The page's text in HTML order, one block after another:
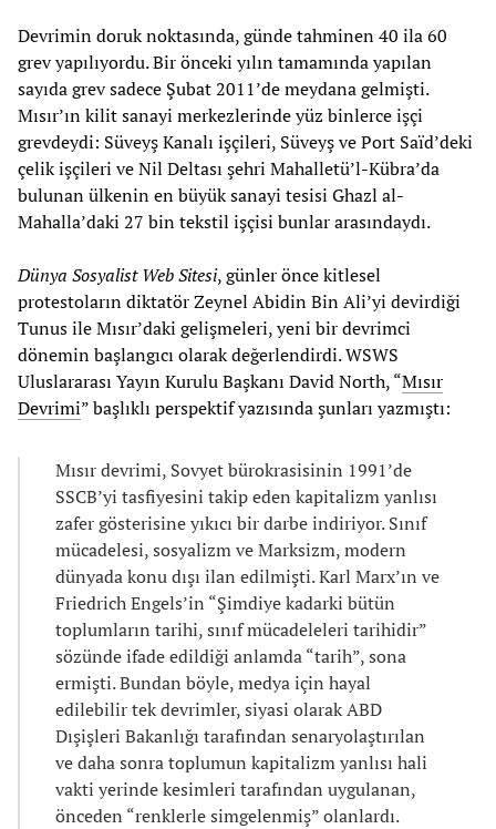
Devrimin doruk noktasında, günde tahminen 40 ila 60
grev yapılıyordu. Bir önceki yılın tamamında yapılan
sayıda grev sadece Şubat 2011’de meydana gelmişti.
Mısır’ın kilit sanayi merkezlerinde yüz binlerce işçi
grevdeydi: Süveyş Kanalı işçileri, Süveyş ve Port Saïd’deki
çelik işçileri ve Nil Deltası şehri Mahalletü’l-Kübra’da
bulunan ülkenin en büyük sanayi tesisi Ghazl al-
Mahalla’daki 27 bin tekstil işçisi bunlar arasındaydı.
Dünya Sosyalist Web Sitesi, günler önce kitlesel
protestoların diktatör Zeynel Abidin Bin Ali’yi devirdiği
Tunus ile Mısır’daki gelişmeleri, yeni bir devrimci
dönemin başlangıcı olarak değerlendirdi. WSWS
Uluslararası Yayın Kurulu Başkanı David North, “Mısır
Devrimi” başlıklı perspektif yazısında şunları yazmıştı:
Mısır devrimi, Sovyet bürokrasisinin 1991’de
SSCB’yi tasfiyesini takip eden kapitalizm yanlısı
zafer gösterisine yıkıcı bir darbe indiriyor. Sınıf
mücadelesi, sosyalizm ve Marksizm, modern
dünyada konu dışı ilan edilmişti. Karl Marx’ın ve
Friedrich Engels’in “Şimdiye kadarki bütün
toplumların tarihi, sınıf mücadeleleri tarihidir”
sözünde ifade edildiği anlamda “tarih”, sona
ermişti. Bundan böyle, medya için hayal
edilebilir tek devrimler, siyasi olarak ABD
Dışişleri Bakanlığı tarafından senaryolaştırılan
ve daha sonra toplumun kapitalizm yanlısı hali
vakti yerinde kesimleri tarafından uygulanan,
önceden “renklerle simgelenmiş” olanlardı.